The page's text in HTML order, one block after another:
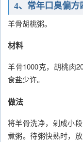
4、常年口臭偏方
羊骨胡桃粥。
材料
羊骨1000克，胡桃肉
食盐少许。
做法
将羊骨洗净，剁成小
煮粥。待粥快熟时，